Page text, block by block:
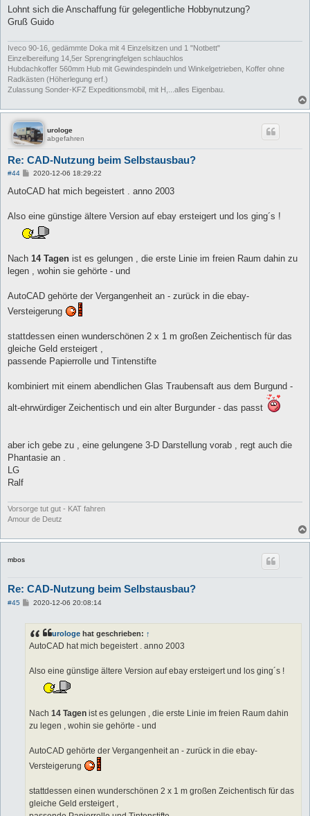
Lohnt sich die Anschaffung für gelegentliche Hobbynutzung?
Gruß Guido
Iveco 90-16, gedämmte Doka mit 4 Einzelsitzen und 1 "Notbett"
Einzelbereifung 14,5er Sprengringfelgen schlauchlos
Hubdachkoffer 560mm Hub mit Gewindespindeln und Winkelgetrieben, Koffer ohne
Radkästen (Höherlegung erf.)
Zulassung Sonder-KFZ Expeditionsmobil, mit H,...alles Eigenbau.
urologe
abgefahren
Re: CAD-Nutzung beim Selbstausbau?
#44
B
i
a
2020-12-06 18:29:22
AutoCAD hat mich begeistert . anno 2003
Also eine günstige ältere Version auf ebay ersteigert und los ging´s !
Nach 14 Tagen ist es gelungen , die erste Linie im freien Raum dahin zu
legen , wohin sie gehörte - und
AutoCAD gehörte der Vergangenheit an - zurück in die ebay-
Versteigerung
stattdessen einen wunderschönen 2 x 1 m großen Zeichentisch für das
gleiche Geld ersteigert ,
passende Papierrolle und Tintenstifte
kombiniert mit einem abendlichen Glas Traubensaft aus dem Burgund -
alt-ehrwürdiger Zeichentisch und ein alter Burgunder - das passt
aber ich gebe zu , eine gelungene 3-D Darstellung vorab , regt auch die
Phantasie an .
LG
Ralf
Vorsorge tut gut - KAT fahren
Amour de Deutz
mbos
Re: CAD-Nutzung beim Selbstausbau?
#45
B
r
a
2020-12-06 20:08:14
urologe hat geschrieben: ↑
AutoCAD hat mich begeistert . anno 2003
Also eine günstige ältere Version auf ebay ersteigert und los ging´s !
Nach 14 Tagen ist es gelungen , die erste Linie im freien Raum dahin
zu legen , wohin sie gehörte - und
AutoCAD gehörte der Vergangenheit an - zurück in die ebay-
Versteigerung
stattdessen einen wunderschönen 2 x 1 m großen Zeichentisch für das
gleiche Geld ersteigert ,